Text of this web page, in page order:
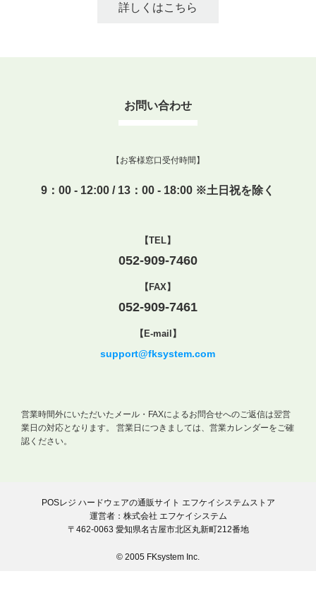
詳しくはこちら
お問い合わせ
【お客様窓口受付時間】
9：00 - 12:00 / 13：00 - 18:00 ※土日祝を除く
【TEL】
052-909-7460
【FAX】
052-909-7461
【E-mail】
support@fksystem.com
営業時間外にいただいたメール・FAXによるお問合せへのご返信は翌営
業日の対応となります。
営業日につきましては、営業カレンダーをご確
認ください。
POSレジ ハードウェアの通販サイト エフケイシステムストア
運営者：株式会社 エフケイシステム
〒462-0063 愛知県名古屋市北区丸新町212番地
© 2005 FKsystem Inc.